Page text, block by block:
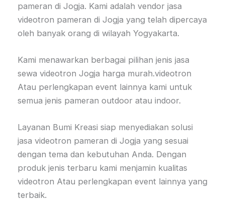
pameran di Jogja. Kami adalah vendor jasa
videotron pameran di Jogja yang telah dipercaya
oleh banyak orang di wilayah Yogyakarta.
Kami menawarkan berbagai pilihan jenis jasa
sewa videotron Jogja harga murah.videotron
Atau perlengkapan event lainnya kami untuk
semua jenis pameran outdoor atau indoor.
Layanan Bumi Kreasi siap menyediakan solusi
jasa videotron pameran di Jogja yang sesuai
dengan tema dan kebutuhan Anda. Dengan
produk jenis terbaru kami menjamin kualitas
videotron Atau perlengkapan event lainnya yang
terbaik.